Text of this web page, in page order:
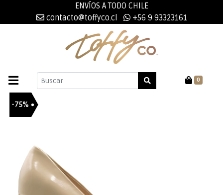
ENVÍOS A TODO CHILE
contacto@toffyco.cl
+56 9 93323161
0
-75%